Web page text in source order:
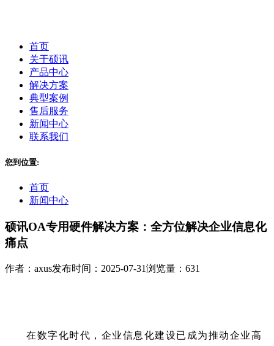
首页
关于硕讯
产品中心
解决方案
典型案例
售后服务
新闻中心
联系我们
您到位置:
首页
新闻中心
硕讯OA专用硬件解决方案：全方位解决企业信息化
痛点
作者：axus发布时间：2025-07-31浏览量：631
在数字化时代，企业信息化建设已成为推动企业高